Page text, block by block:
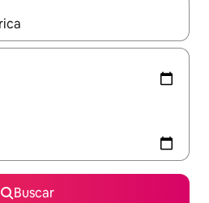
disponíveis, explore-os
Buscar